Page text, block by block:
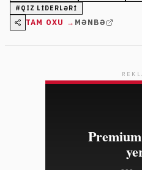
# QIZ LIDERLƏRI
TAM OXU → MƏNBƏ